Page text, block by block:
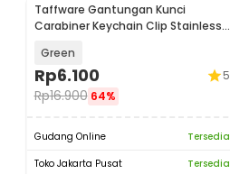
Taffware Gantungan Kunci
Carabiner Keychain Clip Stainless
Green
Rp6.100
Rp16.900 64%
5
Gudang Online
Tersedia
Toko Jakarta Pusat
Tersedia